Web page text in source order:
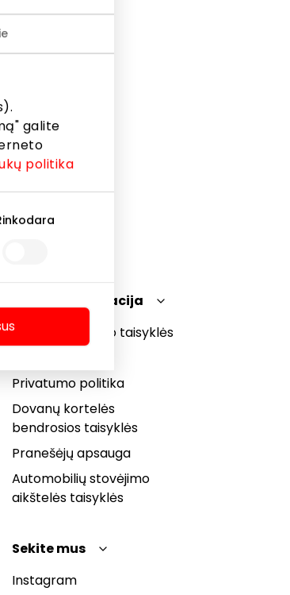
galite
politika
Teisinė informacija
Prekybos centro taisyklės
Privatumo politika
Dovanų kortelės
bendrosios taisyklės
Pranešėjų apsauga
Automobilių stovėjimo
aikštelės taisyklės
Sekite mus
Instagram